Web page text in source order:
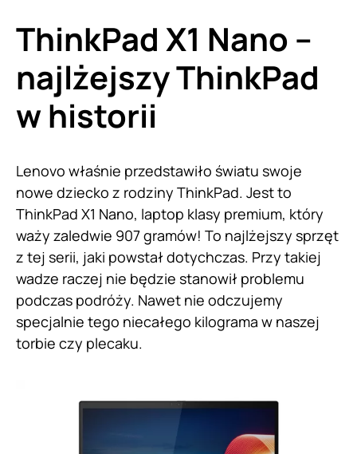
ThinkPad X1 Nano –
najlżejszy ThinkPad
w historii
Lenovo właśnie przedstawiło światu swoje
nowe dziecko z rodziny ThinkPad. Jest to
ThinkPad X1 Nano, laptop klasy premium, który
waży zaledwie 907 gramów! To najlżejszy sprzęt
z tej serii, jaki powstał dotychczas. Przy takiej
wadze raczej nie będzie stanowił problemu
podczas podróży. Nawet nie odczujemy
specjalnie tego niecałego kilograma w naszej
torbie czy plecaku.